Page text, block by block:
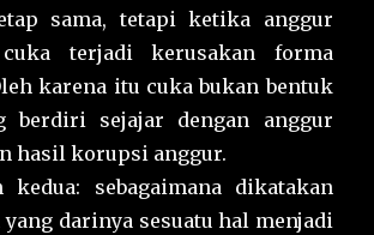
sama, tetapi ketika anggur
terjadi kerusakan forma
karena itu cuka bukan bentuk
berdiri sejajar dengan anggur
hasil korupsi anggur.
kedua: sebagaimana dikatakan
yang darinya sesuatu hal menjadi